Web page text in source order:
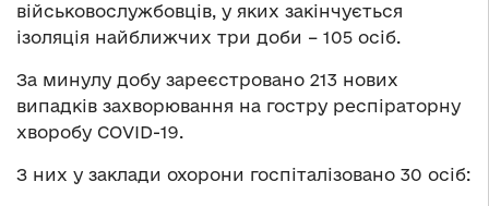
військовослужбовців, у яких закінчується
ізоляція найближчих три доби – 105 осіб.
За минулу добу зареєстровано 213 нових
випадків захворювання на гостру респіраторну
хворобу COVID-19.
З них у заклади охорони госпіталізовано 30 осіб: